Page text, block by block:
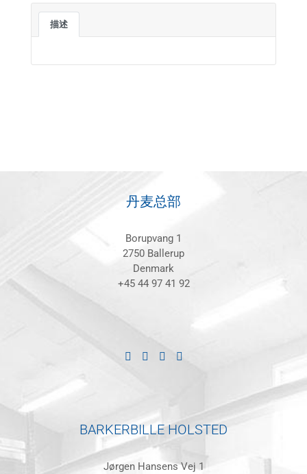
描述
丹麦总部
Borupvang 1
2750 Ballerup
Denmark
+45 44 97 41 92
BARKERBILLE HOLSTED
Jørgen Hansens Vej 1